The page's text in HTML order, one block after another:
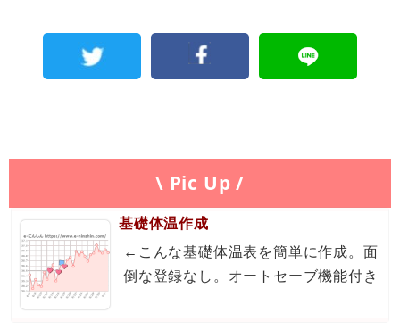
\ Pic Up /
基礎体温作成
←こんな基礎体温表を簡単に作成。面
倒な登録なし。オートセーブ機能付き